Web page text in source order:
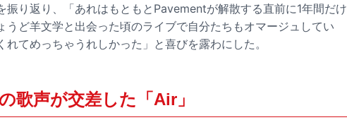
振り返り、「あれはもともとPavementが解散する直前に1年間だけ
うど羊文学と出会った頃のライブで自分たちもオマージュしてい
てめっちゃうれしかった」と喜びを露わにした。
歌声が交差した「Air」